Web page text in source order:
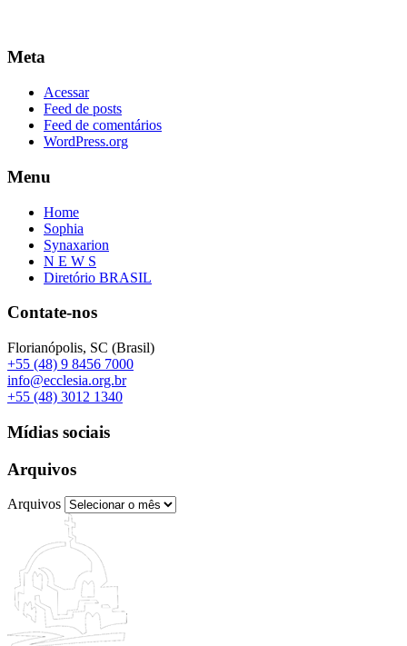
Meta
Acessar
Feed de posts
Feed de comentários
WordPress.org
Menu
Home
Sophia
Synaxarion
N E W S
Diretório BRASIL
Contate-nos
Florianópolis, SC (Brasil)
+55 (48) 9 8456 7000
info@ecclesia.org.br
+55 (48) 3012 1340
Mídias sociais
Arquivos
Arquivos